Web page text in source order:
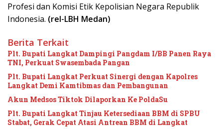
Profesi dan Komisi Etik Kepolisian Negara Republik
Indonesia. (rel-LBH Medan)
Berita Terkait
Plt. Bupati Langkat Dampingi Pangdam I/BB Panen Raya
TNI, Perkuat Swasembada Pangan
Plt. Bupati Langkat Perkuat Sinergi dengan Kapolres
Langkat Demi Kamtibmas dan Pembangunan
Akun Medsos Tiktok Dilaporkan Ke PoldaSu
Plt. Bupati Langkat Tinjau Ketersediaan BBM di SPBU
Stabat, Gerak Cepat Atasi Antrean BBM di Langkat